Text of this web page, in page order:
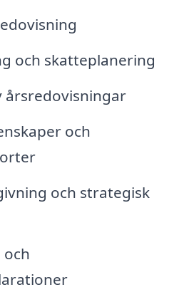
och skatteplanering
årsredovisningar
och
och strategisk
och